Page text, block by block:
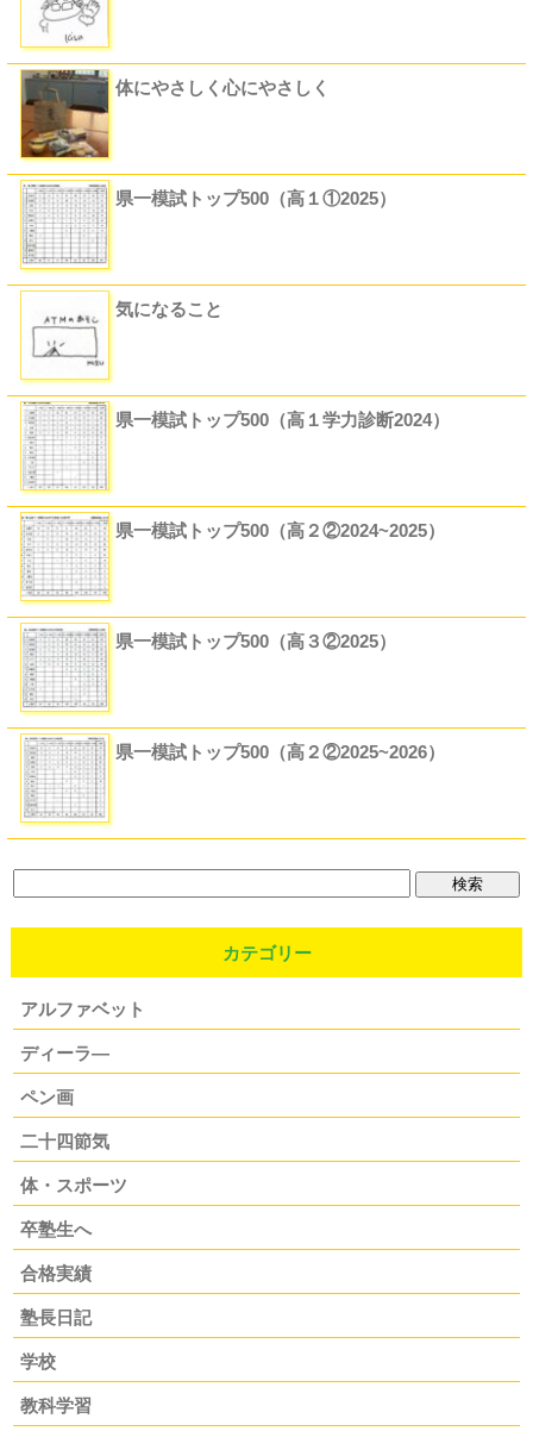
体にやさしく心にやさしく
県一模試トップ500（高１①2025）
気になること
県一模試トップ500（高１学力診断2024）
県一模試トップ500（高２②2024~2025）
県一模試トップ500（高３②2025）
県一模試トップ500（高２②2025~2026）
カテゴリー
アルファベット
ディーラ―
ペン画
二十四節気
体・スポーツ
卒塾生へ
合格実績
塾長日記
学校
教科学習